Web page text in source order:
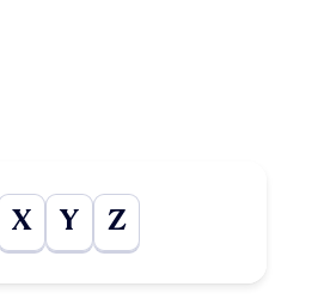
X Y Z